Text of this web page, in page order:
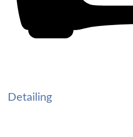
Detailing